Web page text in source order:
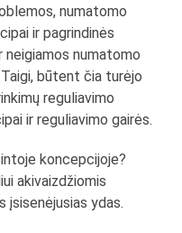
numatomo
ir pagrindinės
numatomo
būtent čia turėjo
reguliavimo
ir reguliavimo gairės.
koncepcijoje?
akivaizdžiomis
įsisenėjusias ydas.